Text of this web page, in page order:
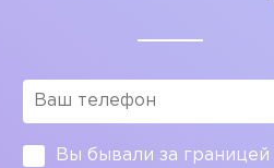
Вы бывали за границей